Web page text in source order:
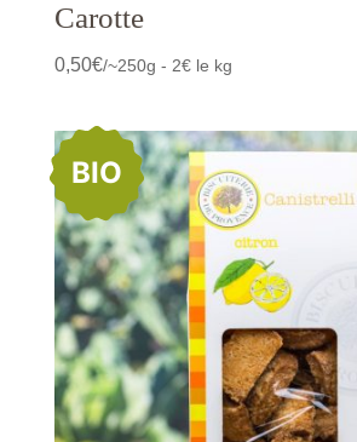
Carotte
0,50€/~250g - 2€ le kg
BIO